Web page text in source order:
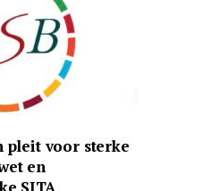
pleit voor sterke
en